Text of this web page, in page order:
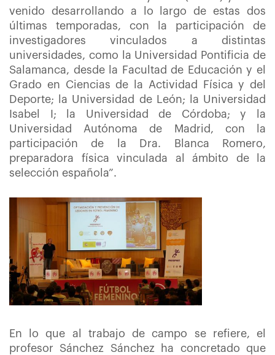
venido desarrollando a lo largo de estas dos
últimas temporadas, con la participación de
investigadores vinculados a distintas
universidades, como la Universidad Pontificia de
Salamanca, desde la Facultad de Educación y el
Grado en Ciencias de la Actividad Física y del
Deporte; la Universidad de León; la Universidad
Isabel I; la Universidad de Córdoba; y la
Universidad Autónoma de Madrid, con la
participación de la Dra. Blanca Romero,
preparadora física vinculada al ámbito de la
selección española”.
En lo que al trabajo de campo se refiere, el
profesor Sánchez Sánchez ha concretado que